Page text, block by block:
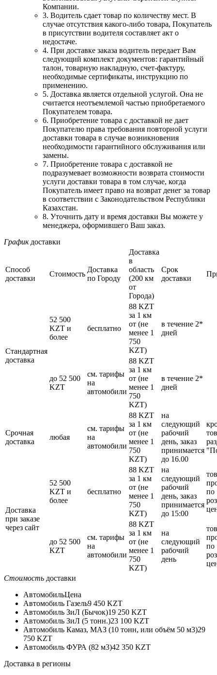
Компании.
3. Водитель сдает товар по количеству мест. В
случае отсутствия какого-либо товара, Покупатель
в присутствии водителя составляет акт о
недостаче.
4. При доставке заказа водитель передает Вам
следующий комплект документов: гарантийный
талон, товарную накладную, счет-фактуру,
необходимые сертификаты, инструкцию по
применению.
5. Доставка является отдельной услугой. Она не
считается неотъемлемой частью приобретаемого
Покупателем товара.
6. Приобретение товара с доставкой не дает
Покупателю права требования повторной услуги
доставки товара в случае возникновения
необходимости гарантийного обслуживания или
замены.
7. Приобретение товара с доставкой не
подразумевает возможности возврата стоимости
услуги доставки товара в том случае, когда
Покупатель имеет право на возврат денег за товар
в соответствии с Законодательством Республики
Казахстан.
8. Уточнить дату и время доставки Вы можете у
менеджера, оформившего Ваш заказ.
Графикдоставки
Способ
доставки
Стоимость
Доставка
по Городу
Доставка
в
область
(200 км
от
Города)
Срок
доставки
Стандартная
доставка
52 500
KZT и
более
бесплатно
88 KZT
за 1 км
от (не
менее 1
750
KZT)
в течение 2*
дней
до 52 500
KZT
см. тарифы
на
автомобили
88 KZT
за 1 км
от (не
менее 1
750
KZT)
в течение 2*
дней
Cрочная
доставка
любая
см. тарифы
на
автомобили
88 KZT
за 1 км
от (не
менее 1
750
KZT)
на
следующий
рабочий
день, заказ
принимается
до 16.00
Доставка
при заказе
через сайт
52 500
KZT и
более
бесплатно
88 KZT
за 1 км
от (не
менее 1
750
KZT)
на
следующий
рабочий
день, заказ
принимается
до 15:00
по
до 52 500
KZT
см. тарифы
на
автомобили
88 KZT
за 1 км
от (не
менее 1
750
KZT)
на
следующий
рабочий
день
по
Стоимость доставки
АвтомобильЦена
Автомобиль Газель9 450 KZT
Автомобиль ЗиЛ (Бычок)19 250 KZT
Автомобиль ЗиЛ (5 тонн.)23 100 KZT
Автомобиль Камаз, МАЗ (10 тонн, или объём 50 м3)29
750 KZT
Автомобиль ФУРА (82 м3)42 350 KZT
Доставка в регионы